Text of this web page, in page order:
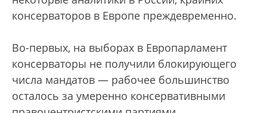
консерваторов в Европе преждевременно.
Во-первых, на выборах в Европарламент
консерваторы не получили блокирующего
числа мандатов — рабочее большинство
осталось за умеренно консервативными